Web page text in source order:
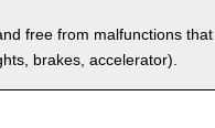
free from malfunctions that
brakes, accelerator).